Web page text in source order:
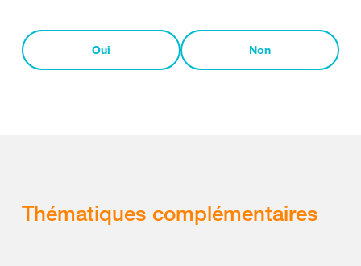
Oui Non
Thématiques complémentaires